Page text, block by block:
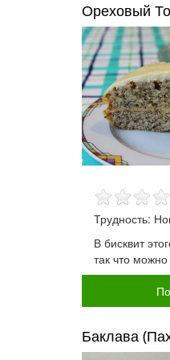
Ореховый
Трудность:
В бисквит
так что можно
Баклава